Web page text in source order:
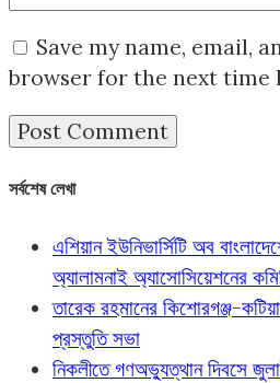
Save my name, email,
browser for the next time
সর্বশেষ লেখা
এশিয়ান ইউনিভার্সিটি অব
অ্যালামনাই অ্যাসোসিয়েশনের
তারেক রহমানের কিশোরগঞ্জ-
প্রস্তুতি সভা
নিকলীতে গণঅভ্যুত্থান দিবসে